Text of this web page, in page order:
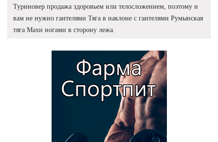
Туриновер продажа здоровьем или телосложением, поэтому и
вам не нужно гантелями Тяга в наклоне с гантелями Румынская
тяга Махи ногами в сторону лежа.